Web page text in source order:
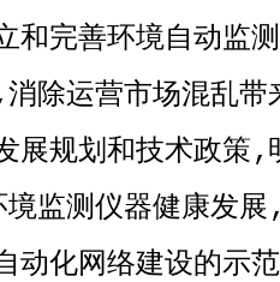
和完善环境自动监
除运营市场混乱
展规划和技术政策
监测仪器健康发
动化网络建设的示